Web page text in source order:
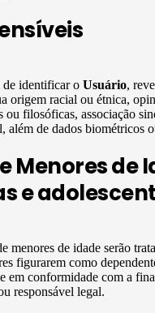
de identificar o Usuário,
origem racial ou étnica,
ou filosóficas, associação
além de dados biométricos
Menores de
e
menores de idade serão
figurarem como
em conformidade com a
responsável legal.